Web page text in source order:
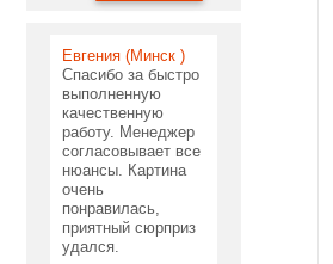
Евгения (Минск )
Спасибо за быстро
выполненную
качественную
работу. Менеджер
согласовывает все
нюансы. Картина
очень
понравилась,
приятный сюрприз
удался.